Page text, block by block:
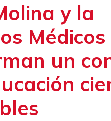
y la
Médicos
un